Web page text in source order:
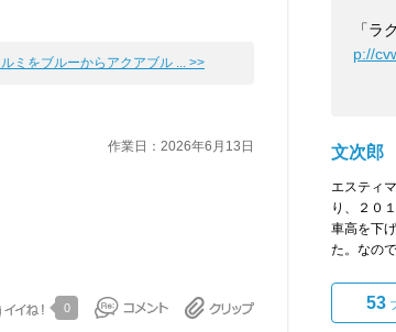
ミをブルーからアクアブル ... >>
作業日：2026年6月13日
0
「
p://
文次郎
エスティ
り、２０
車高を下
た。なの
53